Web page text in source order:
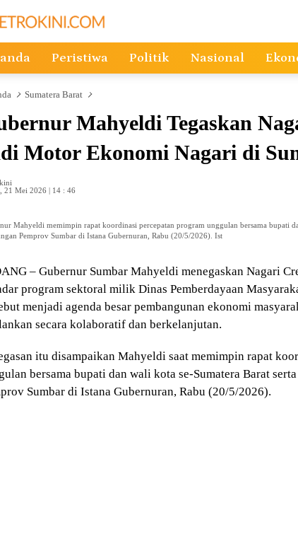
Peristiwa Politik Nasional
Sumatera Barat
Mahyeldi Tegaskan
Motor Ekonomi Nagari di
21 Mei 2026 | 14 : 46
Mahyeldi memimpin rapat koordinasi percepatan program unggulan bersama bupati
Pemprov Sumbar di Istana Gubernuran, Rabu (20/5/2026). Ist
– Gubernur Sumbar Mahyeldi menegaskan Nagari
program sektoral milik Dinas Pemberdayaan
menjadi agenda besar pembangunan ekonomi
secara kolaboratif dan berkelanjutan.
itu disampaikan Mahyeldi saat memimpin rapat
bersama bupati dan wali kota se-Sumatera Barat
Sumbar di Istana Gubernuran, Rabu (20/5/2026).